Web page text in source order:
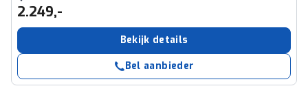
2.249,-
Bekijk details
Bel aanbieder